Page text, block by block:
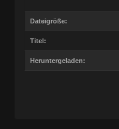
Dateigröße:
Titel:
Heruntergeladen: